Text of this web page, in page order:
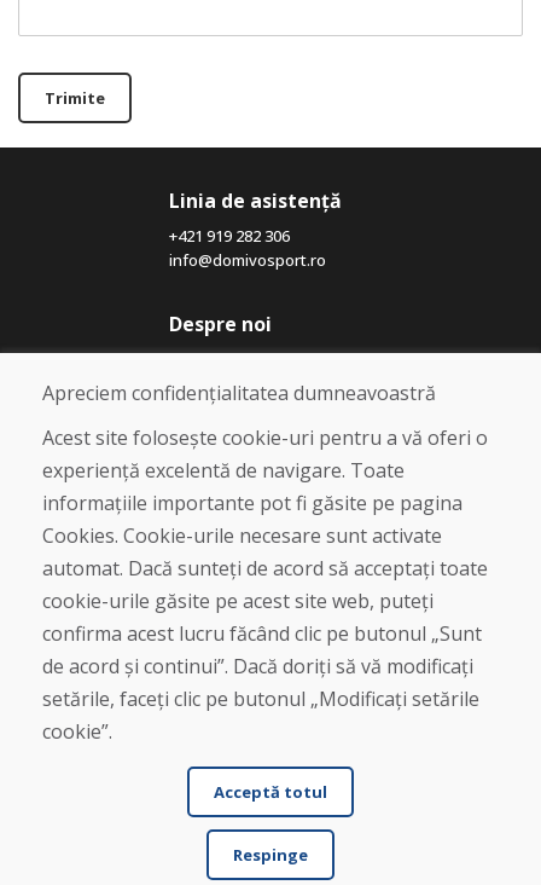
Trimite
Linia de asistență
+421 919 282 306
info@domivosport.ro
Despre noi
Blog
Despre noi
Magazin
Contact
Cumpărare
Magazin online
Livrare și plată
Plângere
Retur și schimb de mărfuri
Protecția datelor cu caracter personal
Cookies
Apreciem confidențialitatea dumneavoastră
Acest site folosește cookie-uri pentru a vă oferi o
experiență excelentă de navigare. Toate
informațiile importante pot fi găsite pe pagina
Cookies. Cookie-urile necesare sunt activate
automat. Dacă sunteți de acord să acceptați toate
cookie-urile găsite pe acest site web, puteți
confirma acest lucru făcând clic pe butonul „Sunt
de acord și continui”. Dacă doriți să vă modificați
setările, faceți clic pe butonul „Modificați setările
cookie”.
Acceptă totul
Respinge